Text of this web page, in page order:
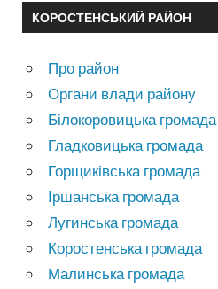
КОРОСТЕНСЬКИЙ РАЙОН
Про район
Органи влади району
Білокоровицька громада
Гладковицька громада
Горщиківська громада
Іршанська громада
Лугинська громада
Коростенська громада
Малинська громада